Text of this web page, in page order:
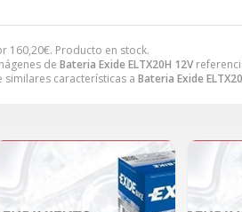
160,20€. Producto en stock.
de Bateria Exide ELTX20H 12V
características a Bateria Exide